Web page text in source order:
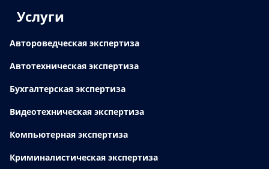
Услуги
Автороведческая экспертиза
Автотехническая экспертиза
Бухгалтерская экспертиза
Видеотехническая экспертиза
Компьютерная экспертиза
Криминалистическая экспертиза